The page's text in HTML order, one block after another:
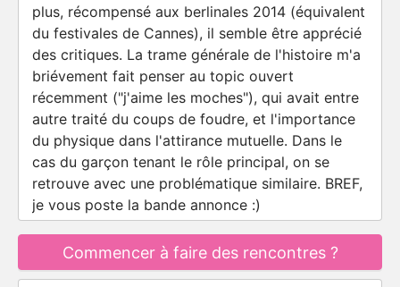
plus, récompensé aux berlinales 2014 (équivalent
du festivales de Cannes), il semble être apprécié
des critiques. La trame générale de l'histoire m'a
briévement fait penser au topic ouvert
récemment ("j'aime les moches"), qui avait entre
autre traité du coups de foudre, et l'importance
du physique dans l'attirance mutuelle. Dans le
cas du garçon tenant le rôle principal, on se
retrouve avec une problématique similaire. BREF,
je vous poste la bande annonce :)
Commencer à faire des rencontres ?